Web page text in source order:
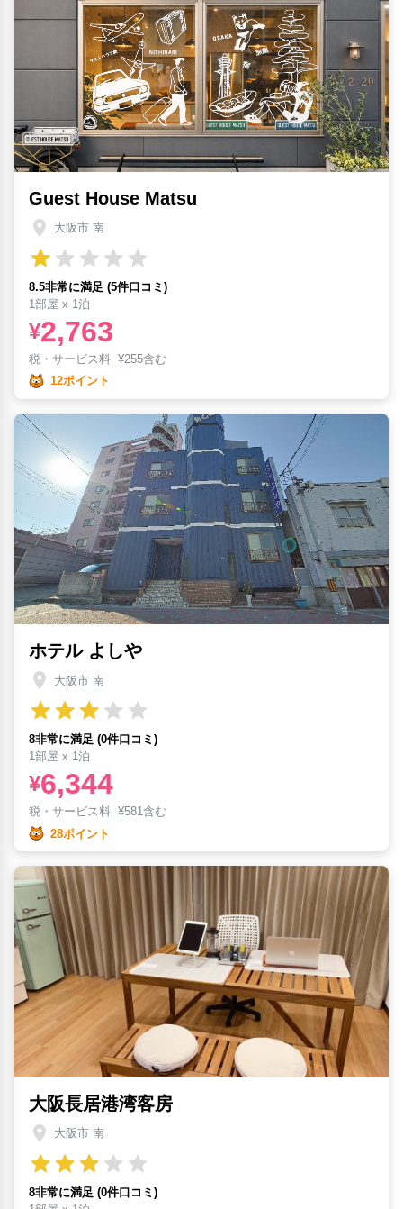
Guest House Matsu
大阪市 南
8.5非常に満足 (5件口コミ)
1部屋 x 1泊
¥2,763
税・サービス料 ¥255含む
12ポイント
ホテル よしや
大阪市 南
8非常に満足 (0件口コミ)
1部屋 x 1泊
¥6,344
税・サービス料 ¥581含む
28ポイント
大阪長居港湾客房
大阪市 南
8非常に満足 (0件口コミ)